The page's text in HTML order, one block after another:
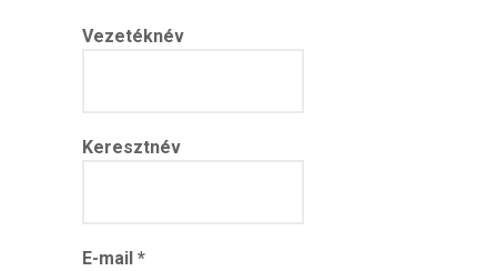
Vezetéknév
Keresztnév
E-mail *